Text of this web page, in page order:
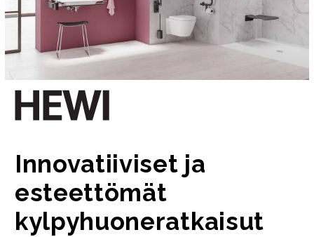
Innovatiiviset ja
esteettömät
kylpyhuoneratkaisut